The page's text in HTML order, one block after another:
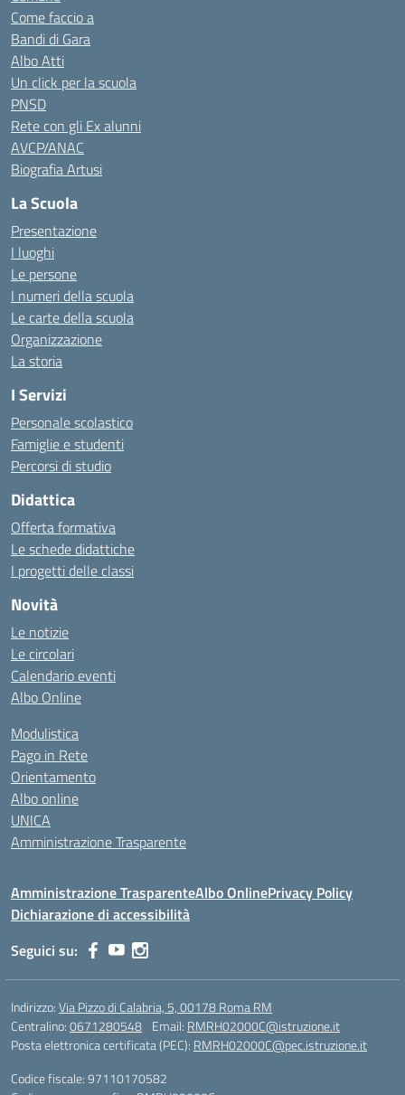
Come faccio a
Bandi di Gara
Albo Atti
Un click per la scuola
PNSD
Rete con gli Ex alunni
AVCP/ANAC
Biografia Artusi
La Scuola
Presentazione
I luoghi
Le persone
I numeri della scuola
Le carte della scuola
Organizzazione
La storia
I Servizi
Personale scolastico
Famiglie e studenti
Percorsi di studio
Didattica
Offerta formativa
Le schede didattiche
I progetti delle classi
Novità
Le notizie
Le circolari
Calendario eventi
Albo Online
Modulistica
Pago in Rete
Orientamento
Albo online
UNICA
Amministrazione Trasparente
Amministrazione TrasparenteAlbo OnlinePrivacy Policy
Dichiarazione di accessibilità
Seguici su:
Indirizzo:Via Pizzo di Calabria, 5, 00178 Roma RM
Centralino:0671280548 Email: RMRH02000C@istruzione.it
Posta elettronica certificata (PEC): RMRH02000C@pec.istruzione.it
Codice fiscale: 97110170582